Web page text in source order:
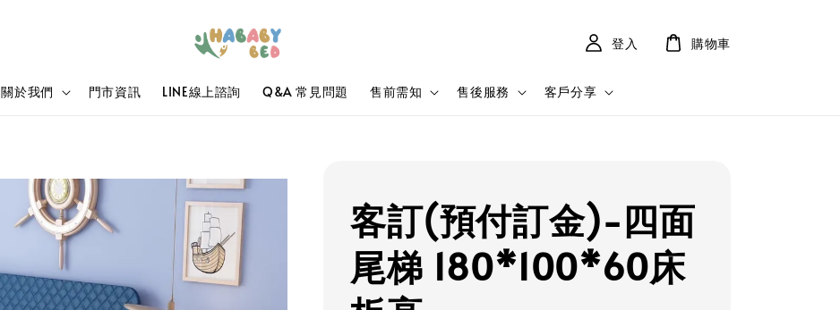
關於我們 門市資訊 LINE線上諮詢 Q&A 常見問題 售前需知 售後服務 客戶分享
登入 購物車
客訂(預付訂金)-四面
尾梯 180*100*60床